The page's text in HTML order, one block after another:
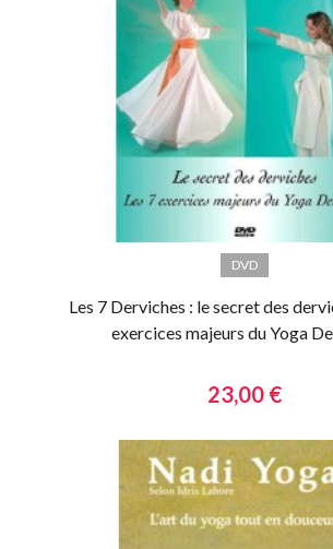
DVD
Les 7 Derviches : le secret des
exercices majeurs du Yoga
23,00 €